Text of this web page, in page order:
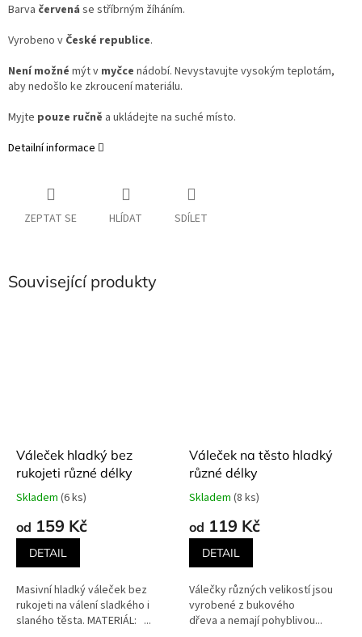
Barva červená se stříbrným žíháním.
Vyrobeno v České republice.
Není možné mýt v myčce nádobí. Nevystavujte vysokým teplotám,
aby nedošlo ke zkroucení materiálu.
Myjte pouze ručně a ukládejte na suché místo.
Detailní informace
ZEPTAT SE HLÍDAT SDÍLET
Související produkty
Váleček hladký bez
rukojeti různé délky
Průměrné
produktu
5
hvězdiček.
Skladem (6 ks)
od 159 Kč
DETAIL
Masivní hladký váleček bez
rukojeti na válení sladkého i
slaného těsta. MATERIÁL: ...
Váleček na těsto hladký
různé délky
Průměrné
produktu
5
hvězdiček.
Skladem (8 ks)
od 119 Kč
DETAIL
Válečky různých velikostí jsou
vyrobené z bukového
dřeva a nemají pohyblivou...